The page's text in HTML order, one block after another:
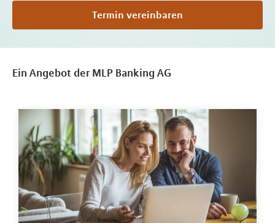
Termin vereinbaren
Ein Angebot der MLP Banking AG